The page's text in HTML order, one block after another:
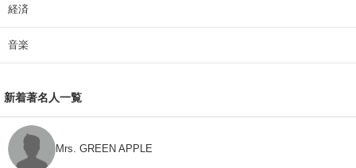
経済
音楽
新着著名人一覧
Mrs. GREEN APPLE